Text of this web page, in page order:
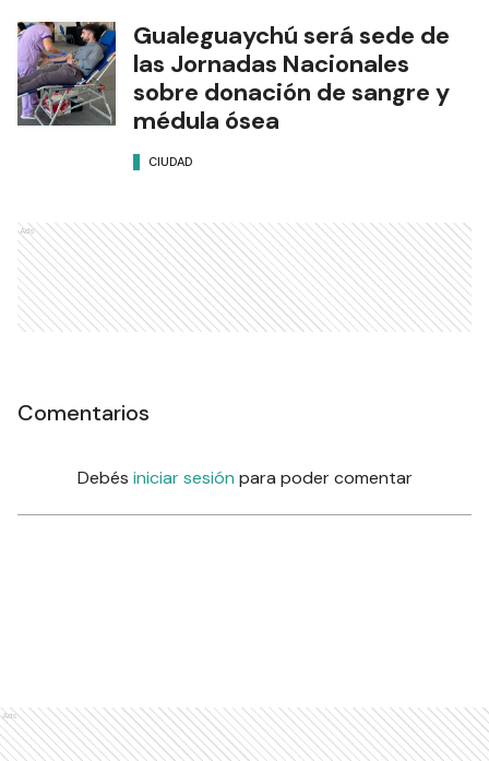
Gualeguaychú será sede de
las Jornadas Nacionales
sobre donación de sangre y
médula ósea
CIUDAD
Ads
Comentarios
Debés iniciar sesión para poder comentar
Ads